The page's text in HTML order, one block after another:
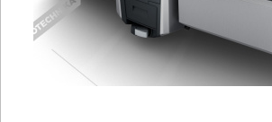
Nástroje
Vodní lázně